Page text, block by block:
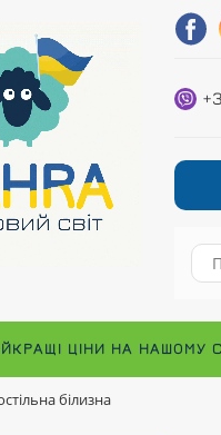
ЦІНИ НА НАШОМУ
білизна